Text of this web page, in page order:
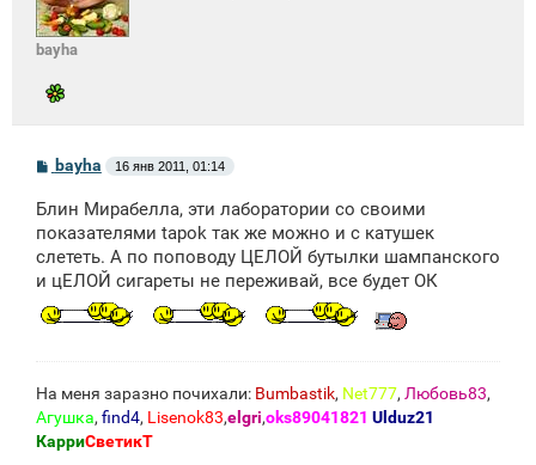
bayha
С
о
б
щ
н
и
bayha 16 янв 2011, 01:14
Блин Мирабелла, эти лаборатории со своими
показателями tapok так же можно и с катушек
слететь. А по поповоду ЦЕЛОЙ бутылки шампанского
и цЕЛОЙ сигареты не переживай, все будет ОК
На меня заразно почихали: Bumbastik, Net777, Любовь83,
Агушка, find4, Lisenok83,elgri,oks89041821 Ulduz21
КарриСветикТ